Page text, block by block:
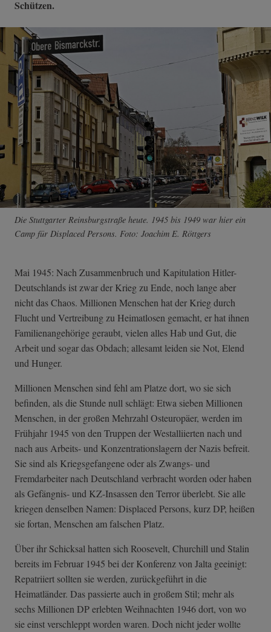
Schützen.
Die Stuttgarter Reinsburgstraße heute. 1945 bis 1949 war hier ein
Camp für Displaced Persons. Foto: Joachim E. Röttgers
Mai 1945: Nach Zusammenbruch und Kapitulation Hitler-
Deutschlands ist zwar der Krieg zu Ende, noch lange aber
nicht das Chaos. Millionen Menschen hat der Krieg durch
Flucht und Vertreibung zu Heimatlosen gemacht, er hat ihnen
Familienangehörige geraubt, vielen alles Hab und Gut, die
Arbeit und sogar das Obdach; allesamt leiden sie Not, Elend
und Hunger.
Millionen Menschen sind fehl am Platze dort, wo sie sich
befinden, als die Stunde null schlägt: Etwa sieben Millionen
Menschen, in der großen Mehrzahl Osteuropäer, werden im
Frühjahr 1945 von den Truppen der Westalliierten nach und
nach aus Arbeits- und Konzentrationslagern der Nazis befreit.
Sie sind als Kriegsgefangene oder als Zwangs- und
Fremdarbeiter nach Deutschland verbracht worden oder haben
als Gefängnis- und KZ-Insassen den Terror überlebt. Sie alle
kriegen denselben Namen: Displaced Persons, kurz DP, heißen
sie fortan, Menschen am falschen Platz.
Über ihr Schicksal hatten sich Roosevelt, Churchill und Stalin
bereits im Februar 1945 bei der Konferenz von Jalta geeinigt:
Repatriiert sollten sie werden, zurückgeführt in die
Heimatländer. Das passierte auch in großem Stil; mehr als
sechs Millionen DP erlebten Weihnachten 1946 dort, von wo
sie einst verschleppt worden waren. Doch nicht jeder wollte